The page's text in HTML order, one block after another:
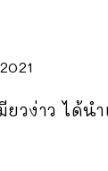
วง่าว ได้น